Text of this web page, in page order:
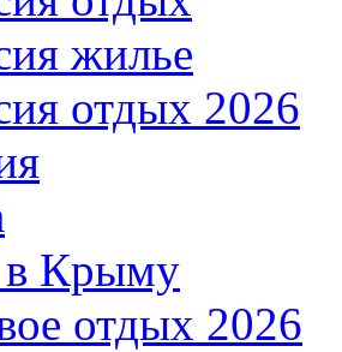
жилье
отдых 2026
Крыму
отдых 2026